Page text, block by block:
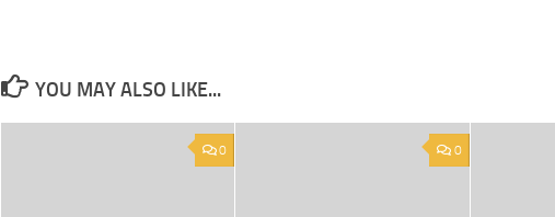
YOU MAY ALSO LIKE...
0 0